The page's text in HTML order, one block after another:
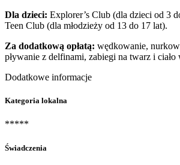
Dla dzieci: Explorer’s Club (dla dzieci od 3
Teen Club (dla młodzieży od 13 do 17 lat).
Za dodatkową opłatą: wędkowanie,
pływanie z delfinami, zabiegi na twarz i
Dodatkowe informacje
Kategoria lokalna
*****
Świadczenia